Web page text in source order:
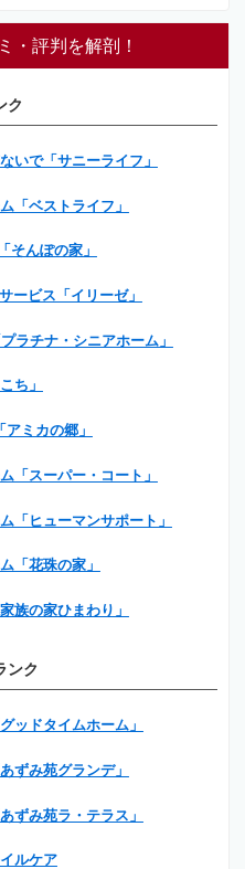
・評判を解剖！
ク
いで「サニーライフ」
「ベストライフ」
そんぽの家」
ービス「イリーゼ」
ラチナ・シニアホーム」
ち」
ミカの郷」
「スーパー・コート」
「ヒューマンサポート」
「花珠の家」
族の家ひまわり」
ンク
ッドタイムホーム」
ずみ苑グランデ」
ずみ苑ラ・テラス」
ルケア